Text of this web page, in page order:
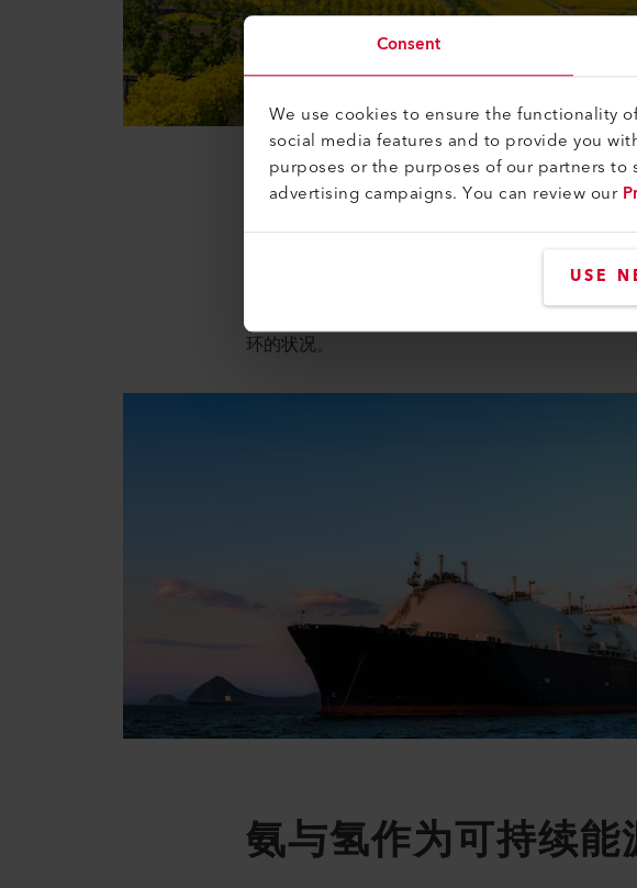
Consent
We use cookies to ensure the functionality
social media features and to provide you
purposes or the purposes of our partners
advertising campaigns. You can review our
USE
对Axetris红外源的
环的状况。
氨与氢作为可持续能